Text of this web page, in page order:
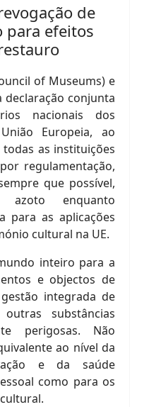
de
para efeitos
of Museums) e
declaração conjunta
nacionais dos
Europeia, ao
as instituições
regulamentação,
que possível,
enquanto
para as aplicações
cultural na UE.
inteiro para a
e objectos de
integrada de
substâncias
perigosas. Não
ao nível da
e da saúde
como para os